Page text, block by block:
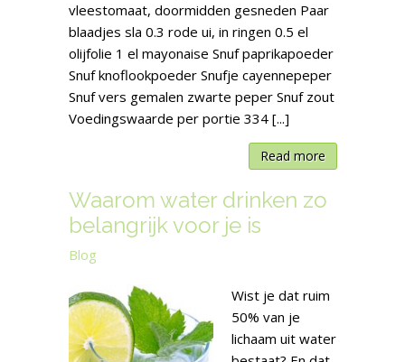
vleestomaat, doormidden gesneden Paar
blaadjes sla 0.3 rode ui, in ringen 0.5 el
olijfolie 1 el mayonaise Snuf paprikapoeder
Snuf knoflookpoeder Snufje cayennepeper
Snuf vers gemalen zwarte peper Snuf zout
Voedingswaarde per portie 334 [...]
Read more
Waarom water drinken zo
belangrijk voor je is
Blog
Wist je dat ruim
50% van je
lichaam uit water